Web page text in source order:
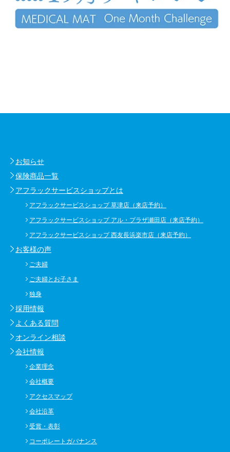
お知らせ
保険商品一覧
アフラックサービスショップとは
アフラックサービスショップ 草津店（来店予約）
アフラックサービスショップ アル・プラザ瀬田店（来店予約）
アフラックサービスショップ 西友長浜楽市店（来店予約）
お客様の声
ご夫婦
ご夫婦とお子さま
独身
採用情報
よくある質問
オンライン相談
会社情報
企業理念
会社概要
アクセスマップ
会社沿革
受賞・表彰
コーポレートガバナンス